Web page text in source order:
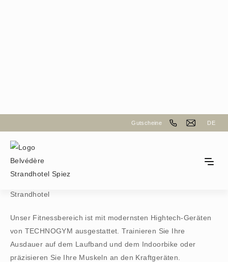
Gutscheine DE
Fitness
Unser Fitnessbereich ist mit modernsten Hightech-Geräten
von TECHNOGYM ausgestattet. Trainieren Sie Ihre
Ausdauer auf dem Laufband und dem Indoorbike oder
präzisieren Sie Ihre Muskeln an den Kraftgeräten.